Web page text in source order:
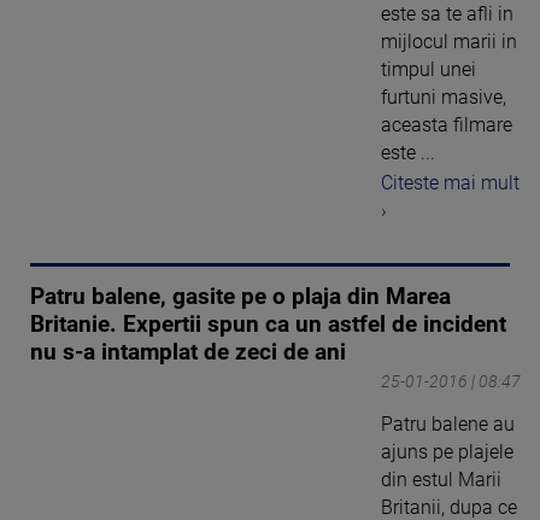
este sa te afli in
mijlocul marii in
timpul unei
furtuni masive,
aceasta filmare
este ...
Citeste mai mult
›
Patru balene, gasite pe o plaja din Marea
Britanie. Expertii spun ca un astfel de incident
nu s-a intamplat de zeci de ani
25-01-2016 | 08:47
Patru balene au
ajuns pe plajele
din estul Marii
Britanii, dupa ce